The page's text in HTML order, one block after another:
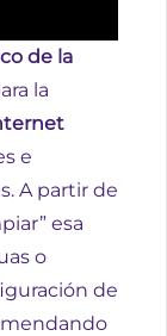
de la
la
e
A partir de
esa
o
de